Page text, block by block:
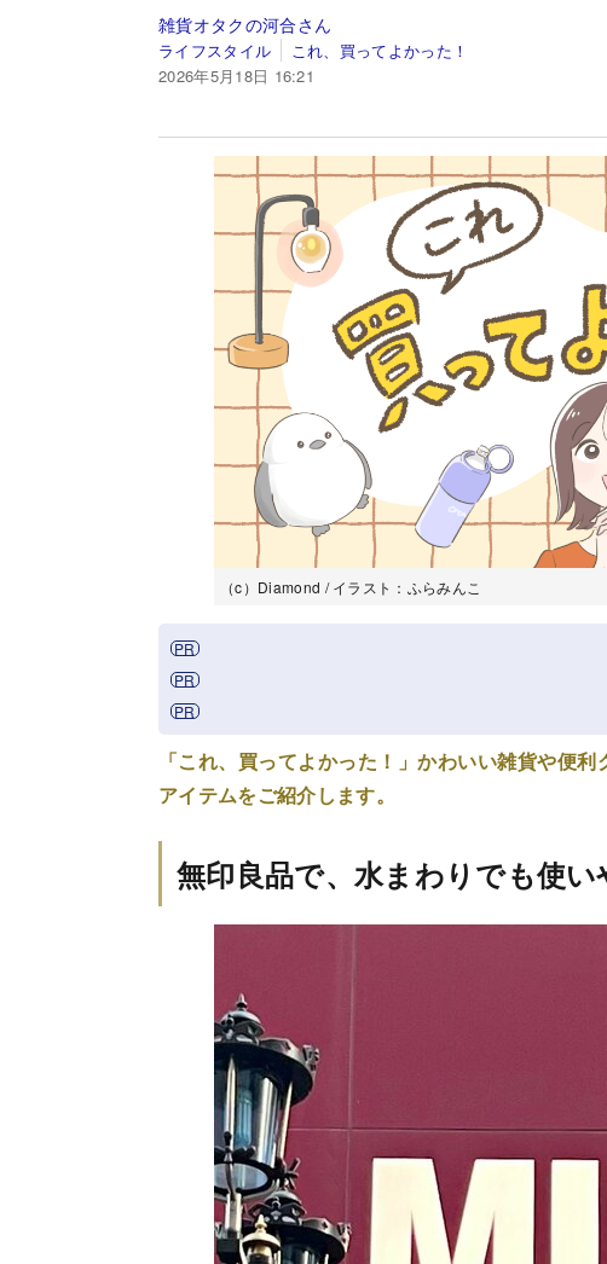
雑貨オタクの河合さん
ライフスタイル
これ、買ってよかった！
2026年5月18日 16:21
（c）Diamond / イラスト：ふらみんこ
「これ、買ってよかった！」かわいい雑貨や便
アイテムをご紹介します。
無印良品で、水まわりでも使い